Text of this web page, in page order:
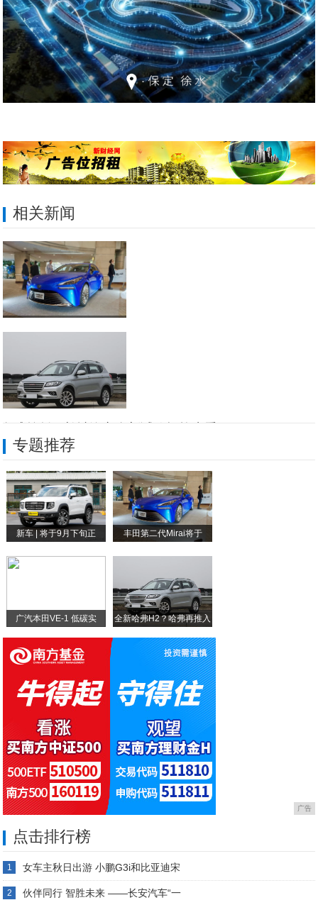
相关新闻
这一年，长城汽车智能化整了哪些“新活儿”
过年的仪式感：给灵控球换上你选的那款表盘
《技术向善，温暖向前：长城汽车冰雪欢乐周
国典重器 军工本色：北京越野护航抗战胜利
专题推荐
新车 | 将于9月下旬正 丰田第二代Mirai将于
广汽本田VE-1 低碳实 全新哈弗H2？哈弗再推入
广告
点击排行榜
1 女车主秋日出游 小鹏G3i和比亚迪宋
2 伙伴同行 智胜未来 ——长安汽车“一